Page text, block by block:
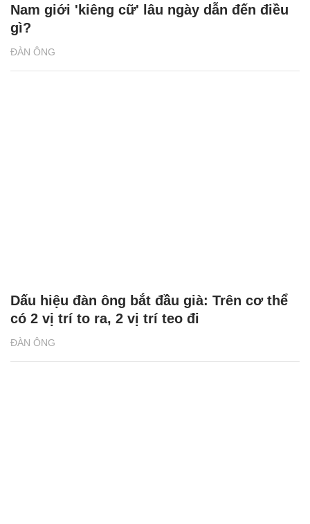
ĐÀN ÔNG
Nam giới 'kiêng cữ' lâu ngày dẫn đến điều
gì?
ĐÀN ÔNG
Dấu hiệu đàn ông bắt đầu già: Trên cơ thể
có 2 vị trí to ra, 2 vị trí teo đi